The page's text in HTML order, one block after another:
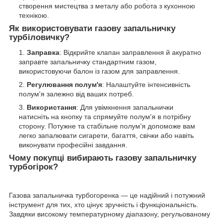
створення мистецтва з металу або робота з кухонною
технікою.
Як використовувати газову запальничку
турбіловичку?
Заправка: Відкрийте клапан заправлення й акуратно
заправте запальничку стандартним газом,
використовуючи балон із газом для заправлення.
Регулювання полум'я: Налаштуйте інтенсивність
полум'я залежно від ваших потреб.
Використання: Для увімкнення запальнички
натисніть на кнопку та спрямуйте полум'я в потрібну
сторону. Потужне та стабільне полум'я допоможе вам
легко запалювати сигарети, багаття, свічки або навіть
виконувати професійні завдання.
Чому покупці вибирають газову запальничку
турбогірок?
Газова запальничка турбогоренка — це надійний і потужний
інструмент для тих, хто цінує зручність і функціональність.
Завдяки високому температурному діапазону, регульованому